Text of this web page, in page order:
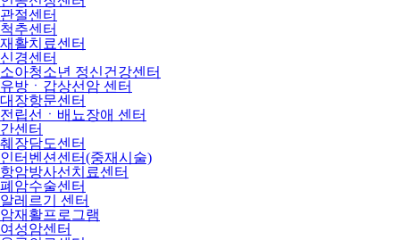
관절센터
척추센터
재활치료센터
신경센터
소아청소년 정신건강센터
유방ㆍ갑상선암 센터
대장항문센터
전립선ㆍ배뇨장애 센터
간센터
췌장담도센터
인터벤션센터(중재시술)
항암방사선치료센터
폐암수술센터
알레르기 센터
암재활프로그램
여성암센터